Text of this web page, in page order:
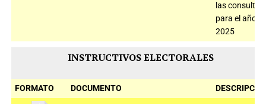
las consultas
para el año
2025
INSTRUCTIVOS ELECTORALES
FORMATO DOCUMENTO